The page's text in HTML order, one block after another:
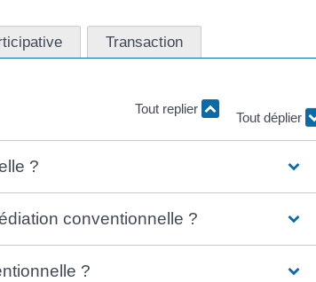
Transaction
Tout replier
?
conventionnelle ?
?